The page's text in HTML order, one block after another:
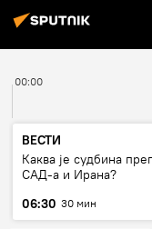
00:00
ВЕСТИ
Каква је судбина
САД-а и Ирана?
06:30 30 мин